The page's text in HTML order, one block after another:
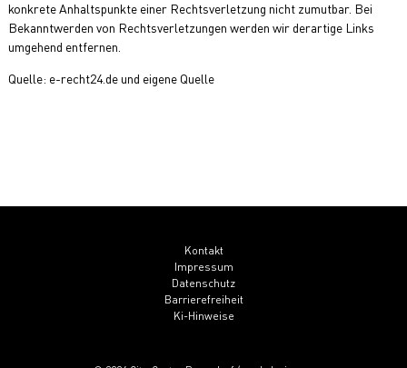
konkrete Anhaltspunkte einer Rechtsverletzung nicht zumutbar. Bei
Bekanntwerden von Rechtsverletzungen werden wir derartige Links
umgehend entfernen.
Quelle: e-recht24.de und eigene Quelle
Kontakt
Impressum
Datenschutz
Barrierefreiheit
Ki-Hinweise